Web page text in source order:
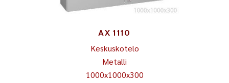
AX 1110
Keskuskotelo
Metalli
1000x1000x300